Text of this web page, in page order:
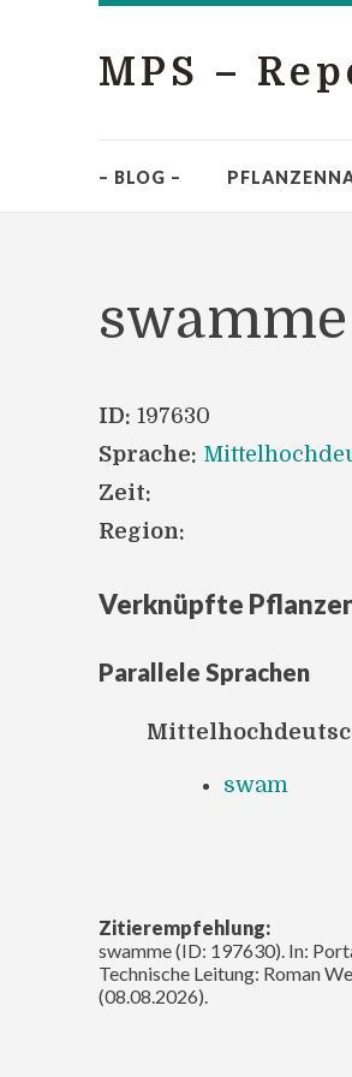
MPS –
– BLOG –
swamme
ID: 197630
Sprache:
Zeit:
Region:
Verknüpfte
Parallele Sprachen
swam
Zitierempfehlung:
swamme (ID: 197630). In:
Technische Leitung: Roman
(08.08.2026).